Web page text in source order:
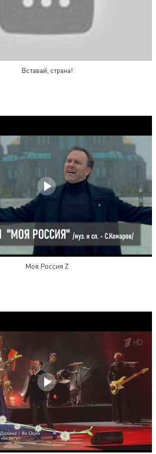
Вставай, страна!
Моя Россия Z